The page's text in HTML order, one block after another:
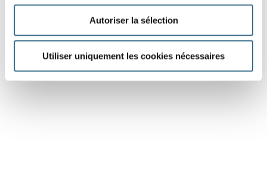
Autoriser la sélection
Utiliser uniquement les cookies nécessaires